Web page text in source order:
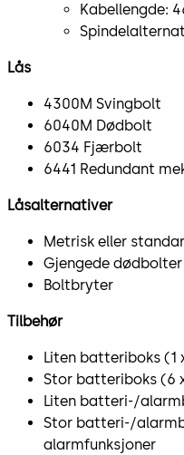
Kabellengde:
Lås
4300M Svingbolt
6040M Dødbolt
6034 Fjærbolt
6441 Redundant
Låsalternativer
Metrisk eller
Gjengede
Boltbryter
Tilbehør
Liten batteriboks
Stor batteriboks (6
Liten batteri-/
Stor batteri-/
alarmfunksjoner